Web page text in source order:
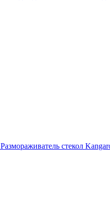
Размораживатель стекол